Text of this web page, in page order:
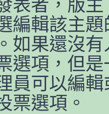
表者，版
編輯該主
如果還沒
選項，但
員可以編
票選項。